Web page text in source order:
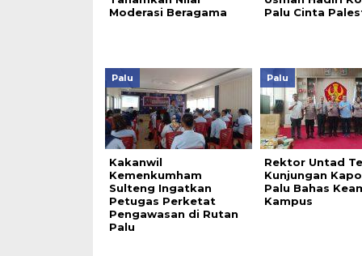
Moderasi Beragama
Palu Cinta
Palu
Kakanwil
Kemenkumham
Sulteng Ingatkan
Petugas Perketat
Pengawasan di Rutan
Palu
Palu
Rektor Untad
Kunjungan
Palu Bahas
Kampus